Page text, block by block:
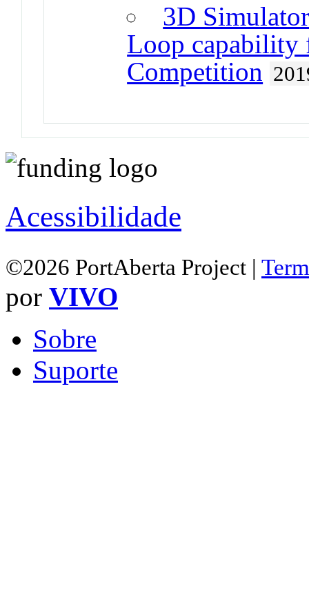
3D
Loop capability
Competition
Acessibilidade
©2026 PortAberta Project |
por VIVO
Sobre
Suporte